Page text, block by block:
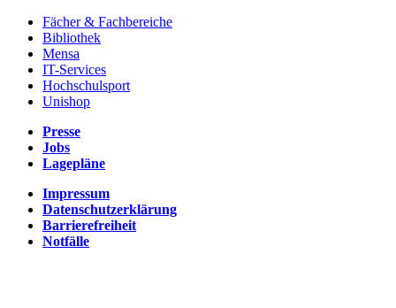
Fächer & Fachbereiche
Bibliothek
Mensa
IT-Services
Hochschulsport
Unishop
Presse
Jobs
Lagepläne
Impressum
Datenschutzerklärung
Barrierefreiheit
Notfälle